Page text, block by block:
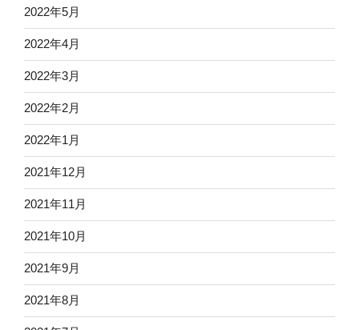
2022年5月
2022年4月
2022年3月
2022年2月
2022年1月
2021年12月
2021年11月
2021年10月
2021年9月
2021年8月